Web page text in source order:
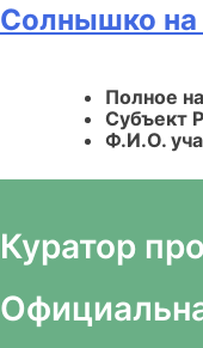
Солнышко на
Полное
Субъект
Ф.И.О.
Куратор